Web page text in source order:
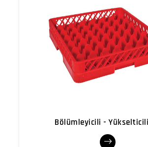
Bölümleyicili -